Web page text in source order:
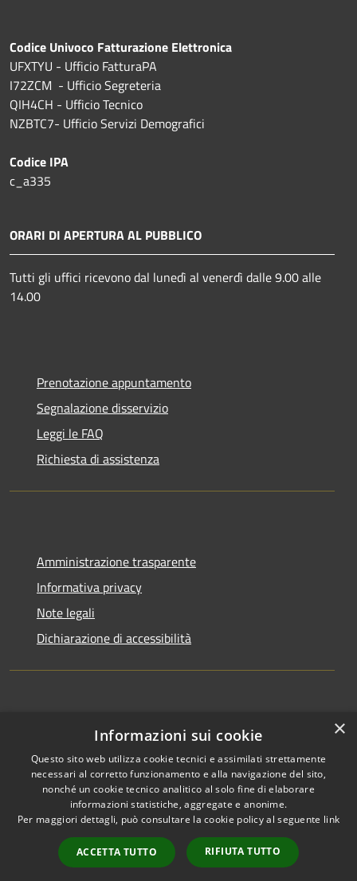
Codice Univoco Fatturazione Elettronica
UFXTYU - Ufficio FatturaPA
I72ZCM - Ufficio Segreteria
QIH4CH - Ufficio Tecnico
NZBTC7- Ufficio Servizi Demografici
Codice IPA
c_a335
ORARI DI APERTURA AL PUBBLICO
Tutti gli uffici ricevono dal lunedì al venerdì dalle 9.00 alle
14.00
Prenotazione appuntamento
Segnalazione disservizio
Leggi le FAQ
Richiesta di assistenza
Amministrazione trasparente
Informativa privacy
Note legali
Dichiarazione di accessibilità
RSS
Accessibilità
Cookie
Mappa del sito
Extranet
Copyright © 2026 • Comune di
Appignano del Tronto •
Powered byMunicipium
Accesso redazione
×
Informazioni sui cookie
Questo sito web utilizza cookie tecnici e assimilati strettamente
necessari al corretto funzionamento e alla navigazione del sito,
nonché un cookie tecnico analitico al solo fine di elaborare
informazioni statistiche, aggregate e anonime.
Per maggiori dettagli, può consultare la cookie policy al seguente link
ACCETTA TUTTO RIFIUTA TUTTO